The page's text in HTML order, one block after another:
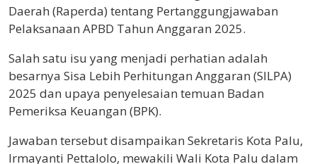
Daerah (Raperda) tentang Pertanggungjawaban
Pelaksanaan APBD Tahun Anggaran 2025.
Salah satu isu yang menjadi perhatian adalah
besarnya Sisa Lebih Perhitungan Anggaran (SILPA)
2025 dan upaya penyelesaian temuan Badan
Pemeriksa Keuangan (BPK).
Jawaban tersebut disampaikan Sekretaris Kota Palu,
Irmayanti Pettalolo, mewakili Wali Kota Palu dalam